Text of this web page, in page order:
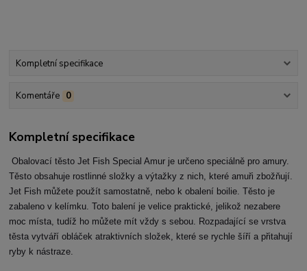
Kompletní specifikace
Komentáře 0
Kompletní specifikace
Obalovací těsto Jet Fish Special Amur je určeno speciálně pro amury.
Těstoobsahuje rostlinné složky a výtažky z nich, které amuři zbožňují.
Jet Fish můžete použít samostatně, nebo k obalení boilie. Těsto je
zabaleno v kelímku. Toto balení je velice praktické, jelikož nezabere
moc místa, tudíž ho můžete mít vždy s sebou. Rozpadající se vrstva
těsta vytváří obláček atraktivních složek, které se rychle šíří a přitahují
ryby k nástraze.